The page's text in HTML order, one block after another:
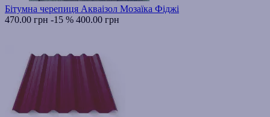
Бітумна черепиця Акваізол Мозаїка Фіджі
470.00 грн -15 % 400.00 грн